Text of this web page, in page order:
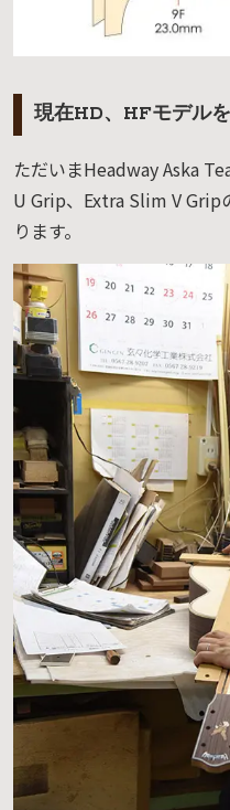
現在HD、HFモデル
ただいまHeadway Aska
U Grip、Extra Slim V Grip
ります。